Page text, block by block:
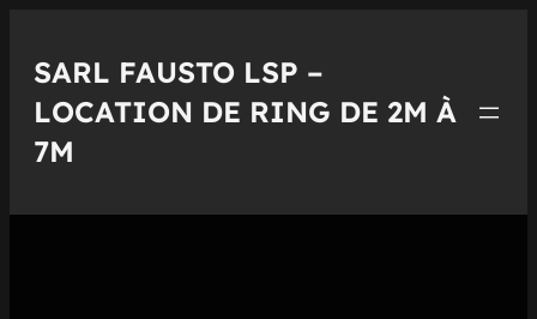
contenu
SARL FAUSTO LSP –
LOCATION DE RING DE 2M À
7M